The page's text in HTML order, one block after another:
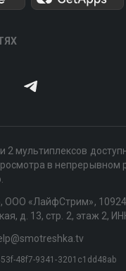
2 мультиплексов
в непрерывном
ООО «ЛайфСтрим»,
д. 13, стр. 2, этаж 2,
48f7-9341-3201c1dd48ab